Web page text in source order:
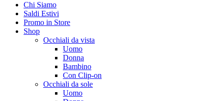
Chi Siamo
Saldi Estivi
Promo in Store
Shop
Occhiali da vista
Uomo
Donna
Bambino
Con Clip-on
Occhiali da sole
Uomo